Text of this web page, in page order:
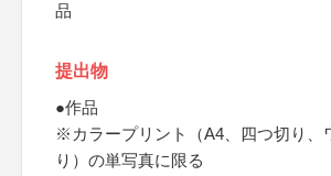
品
提出物
●作品
※カラープリント（A4、四つ切り、
り）の単写真に限る